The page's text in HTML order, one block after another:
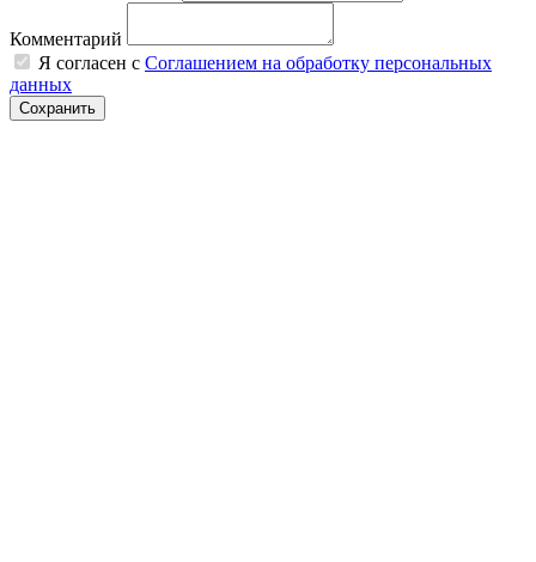
Комментарий
Я согласен с Соглашением на обработку персональных
данных